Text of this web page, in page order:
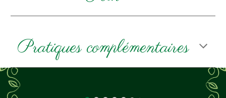
Pratiques complémentaires